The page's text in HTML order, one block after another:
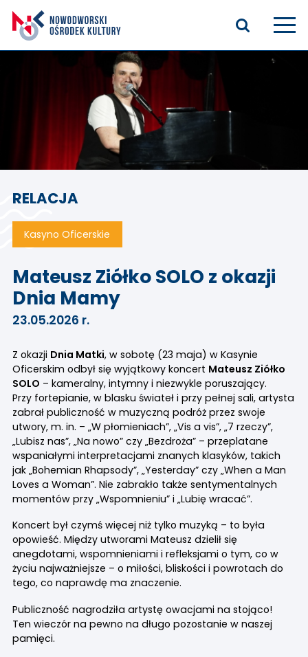
Aktualności
Kasyno Oficerskie
Zajęcia stałe
Kontakt
RELACJA
Kasyno Oficerskie
Mateusz Ziółko SOLO z okazji
Dnia Mamy
23.05.2026 r.
Z okazji Dnia Matki, w sobotę (23 maja) w Kasynie
Oficerskim odbył się wyjątkowy koncert Mateusz Ziółko
SOLO – kameralny, intymny i niezwykle poruszający.
Przy fortepianie, w blasku świateł i przy pełnej sali, artysta
zabrał publiczność w muzyczną podróż przez swoje
utwory, m. in. – „W płomieniach”, „Vis a vis”, „7 rzeczy”,
„Lubisz nas”, „Na nowo” czy „Bezdroża” – przeplatane
wspaniałymi interpretacjami znanych klasyków, takich
jak „Bohemian Rhapsody”, „Yesterday” czy „When a Man
Loves a Woman”. Nie zabrakło także sentymentalnych
momentów przy „Wspomnieniu” i „Lubię wracać”.
Koncert był czymś więcej niż tylko muzyką – to była
opowieść. Między utworami Mateusz dzielił się
anegdotami, wspomnieniami i refleksjami o tym, co w
życiu najważniejsze – o miłości, bliskości i powrotach do
tego, co naprawdę ma znaczenie.
Publiczność nagrodziła artystę owacjami na stojąco!
Ten wieczór na pewno na długo pozostanie w naszej
pamięci.